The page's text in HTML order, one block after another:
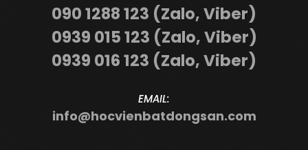
090 1288 123 (Zalo, Viber)
0939 015 123 (Zalo, Viber)
0939 016 123 (Zalo, Viber)
EMAIL:
info@hocvienbatdongsan.com